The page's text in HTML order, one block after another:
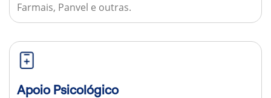
Farmais, Panvel e outras.
Apoio Psicológico